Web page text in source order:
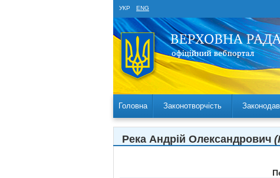
УКР ENG
Головна Законотворчість
Река Андрій Олександрович